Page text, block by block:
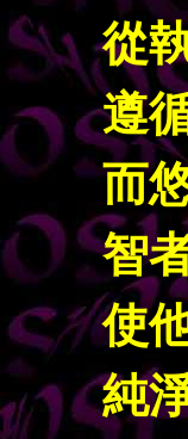
從執
遵循
而悠
智者
使他
純淨、